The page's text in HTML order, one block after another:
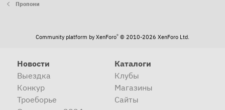
Пропони
Community platform by XenForo® © 2010-2026 XenForo Ltd.
Новости
Выездка
Конкур
Троеборье
Каталоги
Клубы
Магазины
Сайты